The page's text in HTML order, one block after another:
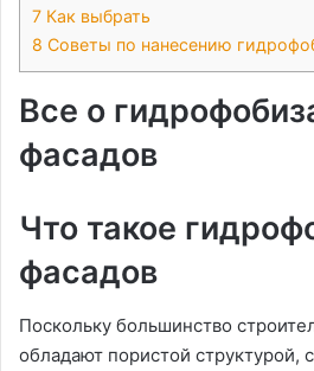
7 Как выбрать
8 Советы по нанесению
Все о
фасадов
Что такое
фасадов
Поскольку большинство
обладают пористой структурой,